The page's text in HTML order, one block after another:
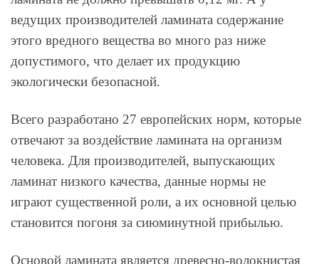
ведущих производителей ламината содержание
этого вредного вещества во много раз ниже
допустимого, что делает их продукцию
экологически безопасной.
Всего разработано 27 европейских норм, которые
отвечают за воздействие ламината на организм
человека. Для производителей, выпускающих
ламинат низкого качества, данные нормы не
играют существенной роли, а их основной целью
становится погоня за сиюминутной прибылью.
Основой ламината является древесно-волокнистая